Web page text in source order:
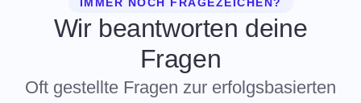
IMMER NOCH FRAGEZEICHEN?
Wir beantworten deine
Fragen
Oft gestellte Fragen zur erfolgsbasierten